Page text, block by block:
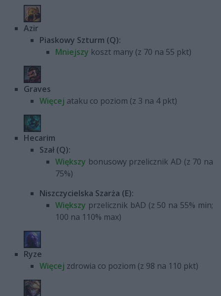
Azir
Piaskowy Szturm (Q):
Mniejszy koszt many (z 70 na 55 pkt)
Graves
Więcej ataku co poziom (z 3 na 4 pkt)
Hecarim
Szał (Q):
Większy bonusowy przelicznik AD (z 70 na
75%)
Niszczycielska Szarża (E):
Większy przelicznik bAD (z 50 na 55% min;
100 na 110% max)
Ryze
Więcej zdrowia co poziom (z 98 na 110 pkt)